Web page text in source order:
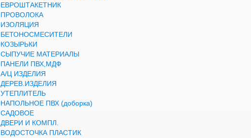
ЕВРОШТАКЕТНИК
ПРОВОЛОКА
ИЗОЛЯЦИЯ
БЕТОНОСМЕСИТЕЛИ
КОЗЫРЬКИ
СЫПУЧИЕ МАТЕРИАЛЫ
ПАНЕЛИ ПВХ,МДФ
А/Ц ИЗДЕЛИЯ
ДЕРЕВ.ИЗДЕЛИЯ
УТЕПЛИТЕЛЬ
НАПОЛЬНОЕ ПВХ (доборка)
САДОВОЕ
ДВЕРИ И КОМПЛ.
ВОДОСТОЧКА ПЛАСТИК